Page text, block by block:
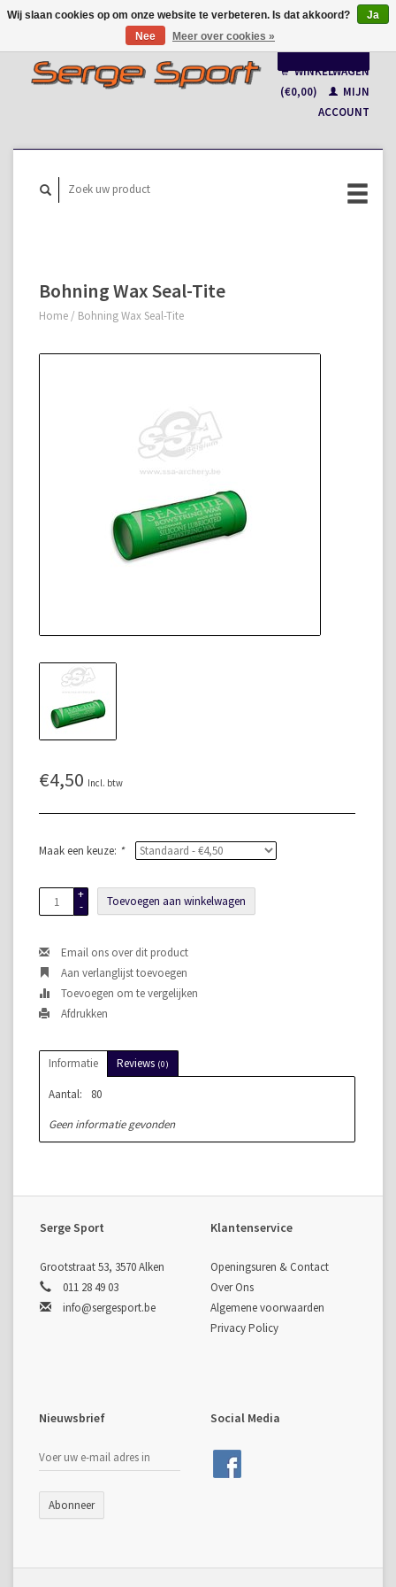
Français
WINKELWAGEN
(€0,00)
MIJN
ACCOUNT
Bohning Wax Seal-Tite
Home / Bohning Wax Seal-Tite
€4,50 Incl. btw
Maak een keuze: *
+
-
Toevoegen aan winkelwagen
Email ons over dit product
Aan verlanglijst toevoegen
Toevoegen om te vergelijken
Afdrukken
Informatie Reviews (0)
Aantal:
80
Geen informatie gevonden
Serge Sport
Grootstraat 53, 3570 Alken
011 28 49 03
info@sergesport.be
Klantenservice
Openingsuren & Contact
Over Ons
Algemene voorwaarden
Privacy Policy
Nieuwsbrief
Abonneer
Social Media
Wij slaan cookies op om onze website te verbeteren. Is dat akkoord?
Ja
Nee
Meer over cookies »